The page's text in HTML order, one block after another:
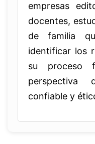
empresas
docentes,
de familia
identificar los
su proceso
perspectiva
confiable y